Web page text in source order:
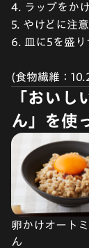
4. ラップをか
5. やけどに注
6. 皿に5を盛り
(食物繊維：
「おいし
ん」を使
卵かけオート
ん